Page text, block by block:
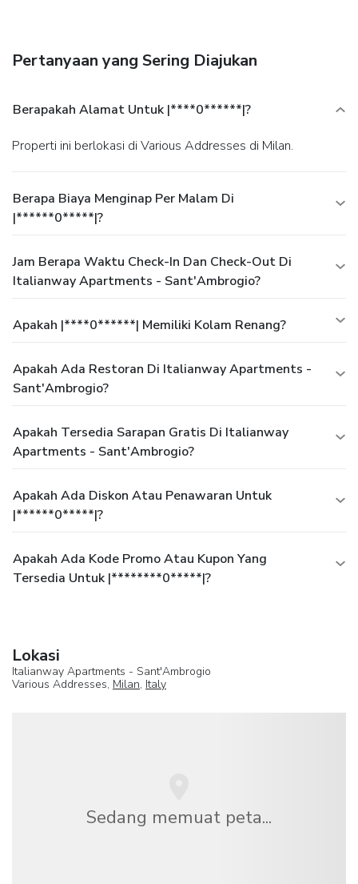
Pertanyaan yang Sering Diajukan
Berapakah Alamat Untuk |****0******|?
Properti ini berlokasi di Various Addresses di Milan.
Berapa Biaya Menginap Per Malam Di
|******0*****|?
Jam Berapa Waktu Check-In Dan Check-Out Di
Italianway Apartments - Sant'Ambrogio?
Apakah |****0******| Memiliki Kolam Renang?
Apakah Ada Restoran Di Italianway Apartments -
Sant'Ambrogio?
Apakah Tersedia Sarapan Gratis Di Italianway
Apartments - Sant'Ambrogio?
Apakah Ada Diskon Atau Penawaran Untuk
|******0*****|?
Apakah Ada Kode Promo Atau Kupon Yang
Tersedia Untuk |********0*****|?
Lokasi
Italianway Apartments - Sant'Ambrogio
Various Addresses, Milan, Italy
Sedang memuat peta...